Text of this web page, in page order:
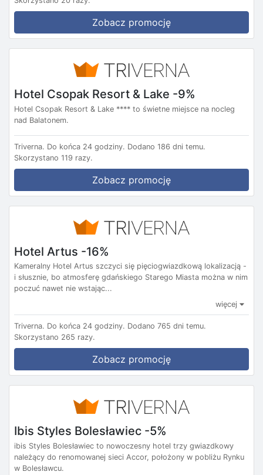
Zobacz promocję
Hotel Csopak Resort & Lake -9%
Hotel Csopak Resort & Lake **** to świetne miejsce na nocleg
nad Balatonem.
Triverna. Do końca 24 godziny. Dodano 186 dni temu.
Skorzystano 119 razy.
Zobacz promocję
Hotel Artus -16%
Kameralny Hotel Artus szczyci się pięciogwiazdkową lokalizacją -
i słusznie, bo atmosferę gdańskiego Starego Miasta można w nim
poczuć nawet nie wstając...
więcej
Triverna. Do końca 24 godziny. Dodano 765 dni temu.
Skorzystano 265 razy.
Zobacz promocję
Ibis Styles Bolesławiec -5%
ibis Styles Bolesławiec to nowoczesny hotel trzy gwiazdkowy
należący do renomowanej sieci Accor, położony w pobliżu Rynku
w Bolesławcu.